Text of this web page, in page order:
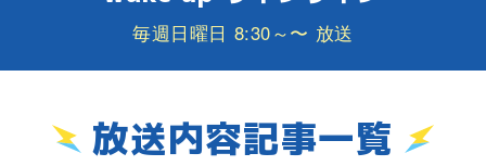
毎週日曜日 8:30～〜 放送
放送内容記事一覧